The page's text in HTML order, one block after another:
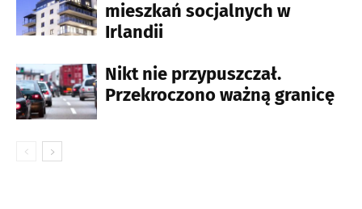
mieszkań socjalnych w
Irlandii
Nikt nie przypuszczał.
Przekroczono ważną granicę